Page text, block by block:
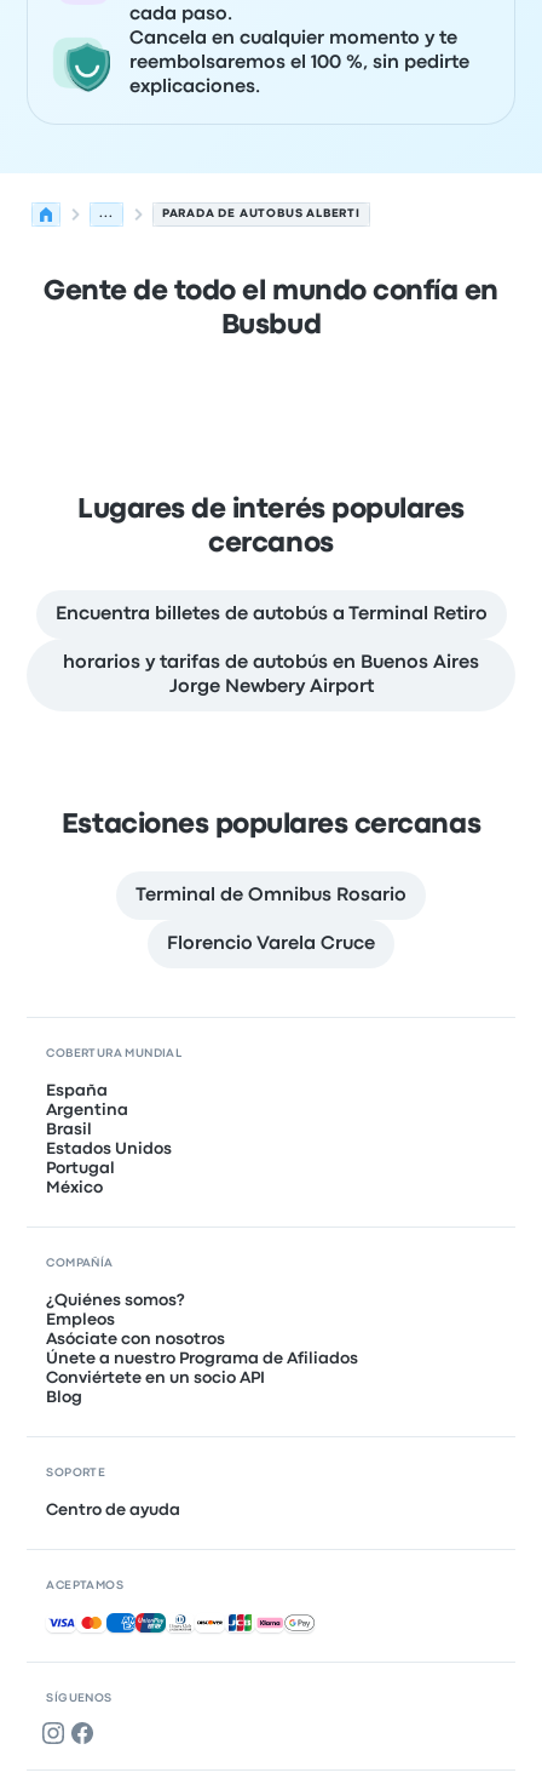
cada paso.
Cancela en cualquier momento y te
reembolsaremos el 100 %, sin pedirte
explicaciones.
... PARADA DE AUTOBUS ALBERTI
Gente de todo el mundo confía en
Busbud
Lugares de interés populares
cercanos
Encuentra billetes de autobús a Terminal Retiro
horarios y tarifas de autobús en Buenos Aires
Jorge Newbery Airport
Estaciones populares cercanas
Terminal de Omnibus Rosario
Florencio Varela Cruce
SÍGUENOS
COBERTURA MUNDIAL
España
Argentina
Brasil
Estados Unidos
Portugal
México
COMPAÑÍA
¿Quiénes somos?
Empleos
Asóciate con nosotros
Únete a nuestro Programa de Afiliados
Conviértete en un socio API
Blog
SOPORTE
Centro de ayuda
ACEPTAMOS
Pagos aceptados